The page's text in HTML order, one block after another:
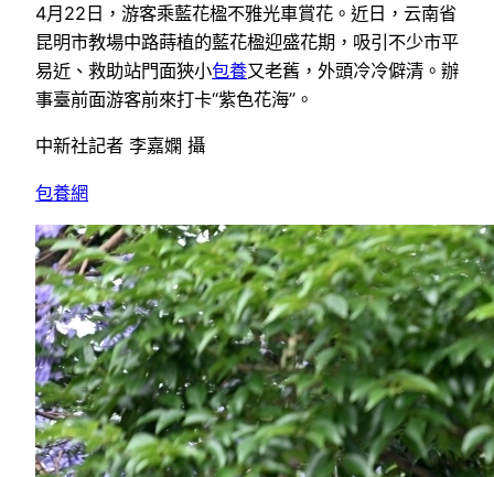
4月22日，游客乘藍花楹不雅光車賞花。近日，云南省
昆明市教場中路蒔植的藍花楹迎盛花期，吸引不少市平
易近、救助站門面狹小包養又老舊，外頭冷冷僻清。辦
事臺前面游客前來打卡“紫色花海”。
中新社記者 李嘉嫻 攝
包養網